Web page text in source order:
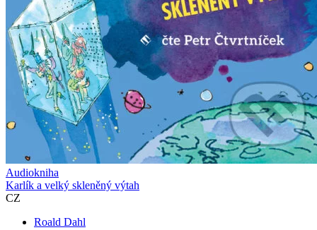
Audiokniha
Karlík a velký skleněný výtah
CZ
Roald Dahl